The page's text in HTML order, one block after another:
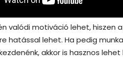
valódi motiváció lehet, hiszen
hatással lehet. Ha pedig
akkor is hasznos